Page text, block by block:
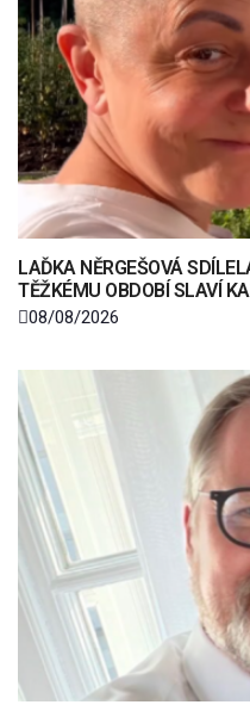
LAĎKA NĚRGEŠOVÁ
TĚŽKÉMU OBDOBÍ SLAVÍ
08/08/2026